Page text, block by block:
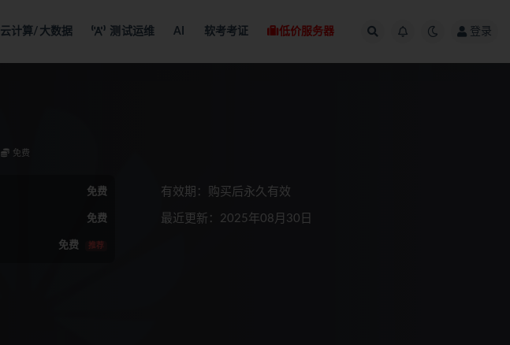
云计算/大数据 测试运维 AI 软考考证 低价服务器 登录
免费
免费
免费
免费 推荐
有效期：购买后永久有效
最近更新：2025年08月30日